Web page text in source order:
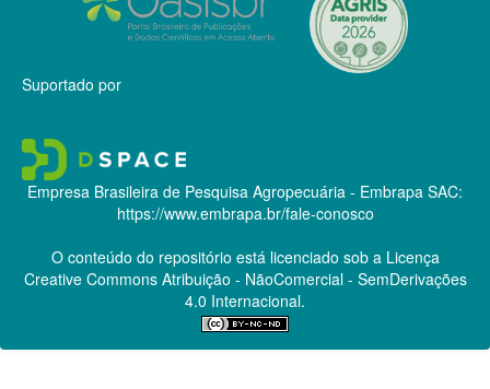
Suportado por
Empresa Brasileira de Pesquisa Agropecuária - Embrapa SAC:
https://www.embrapa.br/fale-conosco
O conteúdo do repositório está licenciado sob a Licença
Creative CommonsAtribuição - NãoComercial - SemDerivações
4.0 Internacional.